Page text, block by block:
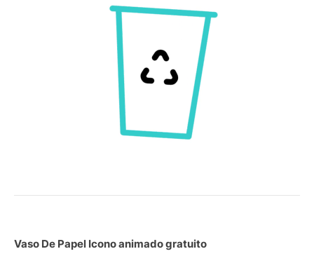
Vaso De Papel Icono animado gratuito